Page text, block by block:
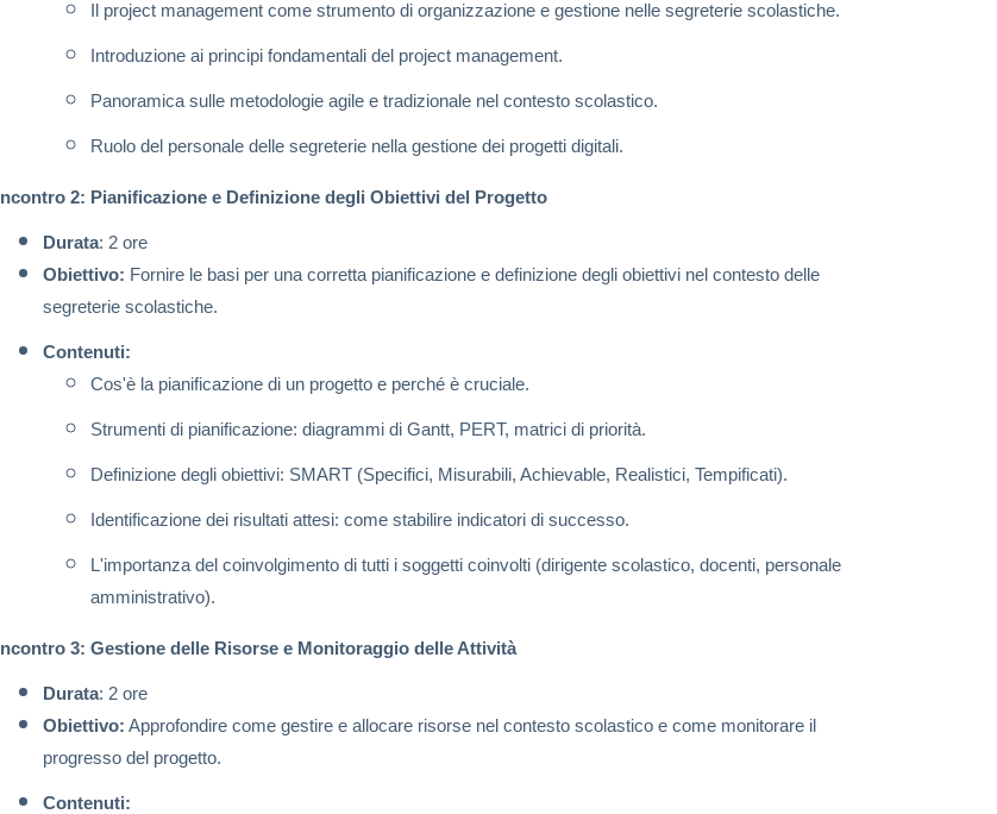
Il project management come strumento di organizzazione e gestione nelle segreterie scolastiche.
Introduzione ai principi fondamentali del project management.
Panoramica sulle metodologie agile e tradizionale nel contesto scolastico.
Ruolo del personale delle segreterie nella gestione dei progetti digitali.
Incontro 2: Pianificazione e Definizione degli Obiettivi del Progetto
Durata: 2 ore
Obiettivo: Fornire le basi per una corretta pianificazione e definizione degli obiettivi nel contesto delle
segreterie scolastiche.
Contenuti:
Cos'è la pianificazione di un progetto e perché è cruciale.
Strumenti di pianificazione: diagrammi di Gantt, PERT, matrici di priorità.
Definizione degli obiettivi: SMART (Specifici, Misurabili, Achievable, Realistici, Tempificati).
Identificazione dei risultati attesi: come stabilire indicatori di successo.
L'importanza del coinvolgimento di tutti i soggetti coinvolti (dirigente scolastico, docenti, personale
amministrativo).
Incontro 3: Gestione delle Risorse e Monitoraggio delle Attività
Durata: 2 ore
Obiettivo: Approfondire come gestire e allocare risorse nel contesto scolastico e come monitorare il
progresso del progetto.
Contenuti: